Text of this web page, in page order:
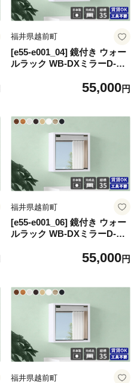
福井県越前町
[e55-e001_04] 鏡付き ウォー
ルラック WB-DXミラーD-S
で開閉できるミラー扉付き！
けラック 北欧風 木製 収納】
【カラー：ダークブラウン】
55,000円
福井県越前町
[e55-e001_06] 鏡付き ウォー
ルラック WB-DXミラーD-S
で開閉できるミラー扉付き！
けラック 北欧風 木製 収納】
【カラー：ホワイト】
55,000円
福井県越前町